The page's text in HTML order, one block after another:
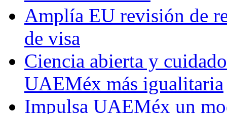
Amplía EU revisión de
de visa
Ciencia abierta y
UAEMéx más igualitaria
Impulsa UAEMéx un